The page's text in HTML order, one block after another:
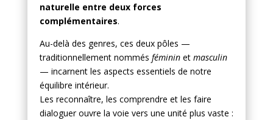
naturelle entre deux forces
complémentaires.
Au-delà des genres, ces deux pôles —
traditionnellement nommés fémininet masculin
— incarnent les aspects essentiels de notre
équilibre intérieur.
Les reconnaître, les comprendre et les faire
dialoguer ouvre la voie vers une unité plus vaste :